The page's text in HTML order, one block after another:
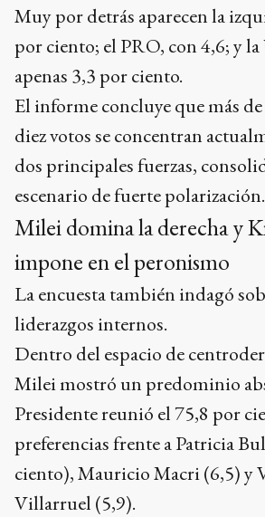
Muy por detrás aparecen la
por ciento; el PRO, con 4,6; y
apenas 3,3 por ciento.
El informe concluye que más
diez votos se concentran
dos principales fuerzas,
escenario de fuerte polarización.
Milei domina la derecha y
impone en el peronismo
La encuesta también indagó
liderazgos internos.
Dentro del espacio de
Milei mostró un predominio
Presidente reunió el 75,8 por
preferencias frente a Patricia
ciento), Mauricio Macri (6,5) y
Villarruel (5,9).